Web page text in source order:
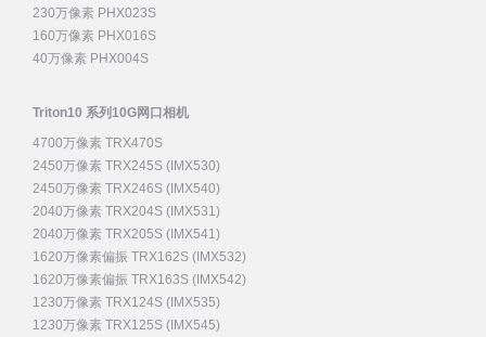
230万像素 PHX023S
160万像素 PHX016S
40万像素 PHX004S
Triton10 系列10G网口相机
4700万像素 TRX470S
2450万像素 TRX245S (IMX530)
2450万像素 TRX246S (IMX540)
2040万像素 TRX204S (IMX531)
2040万像素 TRX205S (IMX541)
1620万像素偏振 TRX162S (IMX532)
1620万像素偏振 TRX163S (IMX542)
1230万像素 TRX124S (IMX535)
1230万像素 TRX125S (IMX545)